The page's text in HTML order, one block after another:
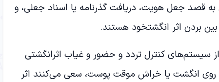
قصد جعل هویت، دریافت گذرنامه یا اسناد جعلی، و
بردن اثر انگشتخود هستند.
سیستم‌های کنترل تردد و حضور و غیاب اثرانگشتی
انگشت یا خراش موقت پوست، سعی می‌کنند اثر